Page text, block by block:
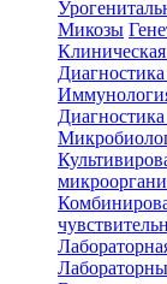
Микозы
Диагностика